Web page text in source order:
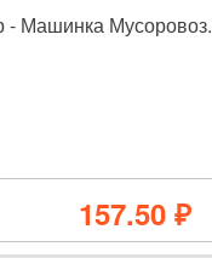
- Машинка Мусоровоз.
157.50 ₽